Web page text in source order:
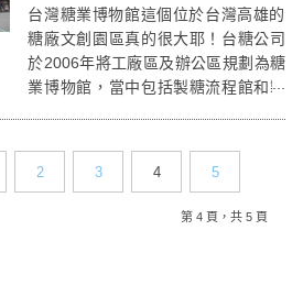
台灣糖業博物館這個位於台灣高雄的
糖廠文創園區真的很大耶！台糖公司
於2006年將工廠區及辦公區規劃為糖
業博物館，當中包括製糖流程館和製
2 3 4 5
第 4 頁，共 5 頁